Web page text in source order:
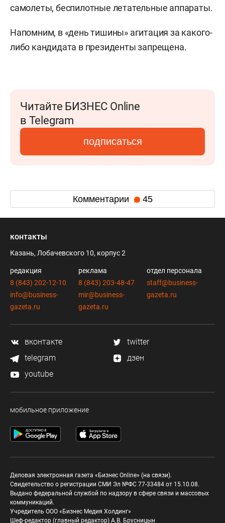
самолеты, беспилотные летательные аппараты.
Напомним, в «день тишины» агитация за какого-
либо кандидата в президенты запрещена.
Читайте БИЗНЕС Online
в Telegram
подписаться
Комментарии 45
контакты
Казань, Лобачевского 10, корпус 2
редакция
8 (843) 202-12-10
info@business-
gazeta.ru
реклама
8 (843) 203-48-47
mir@business-
gazeta.ru
отдел персонала
staff@business-
gazeta.ru
вконтакте
twitter
telegram
дзен
youtube
мобильное приложение
Деловая электронная газета «Бизнес Online» (на связи).
Свидетельство о регистрации СМИ Эл №ФС 77-33484 от 15.10.08.
Выдано федеральной службой по надзору в сфере связи и массовых
коммуникаций.
Учредитель ООО «Бизнес Медия Холдинг»
Шеф-редактор (главный редактор) А.В. Брусницын